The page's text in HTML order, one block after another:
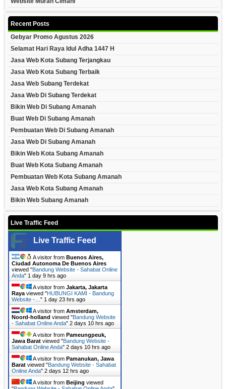
Recent Posts
Gebyar Promo Agustus 2026
Selamat Hari Raya Idul Adha 1447 H
Jasa Web Kota Subang Terjangkau
Jasa Web Kota Subang Terbaik
Jasa Web Subang Terdekat
Jasa Web Di Subang Terdekat
Bikin Web Di Subang Amanah
Buat Web Di Subang Amanah
Pembuatan Web Di Subang Amanah
Jasa Web Di Subang Amanah
Bikin Web Kota Subang Amanah
Buat Web Kota Subang Amanah
Pembuatan Web Kota Subang Amanah
Jasa Web Kota Subang Amanah
Bikin Web Subang Amanah
Live Traffic Feed
Live Traffic Feed
A visitor from Buenos Aires,
Ciudad Autonoma De Buenos Aires
viewed "Bandung Website - Sahabat Online
Anda" 1 day 9 hrs ago
A visitor from Jakarta, Jakarta
Raya viewed "HUBUNGI KAMI - Bandung
Website -… " 1 day 23 hrs ago
A visitor from Amsterdam,
Noord-holland viewed "Bandung Website
- Sahabat Online Anda" 2 days 10 hrs ago
A visitor from Pameungpeuk,
Jawa Barat viewed "Bandung Website -
Sahabat Online Anda" 2 days 10 hrs ago
A visitor from Pamanukan, Jawa
Barat viewed "Bandung Website - Sahabat
Online Anda" 2 days 12 hrs ago
A visitor from Beijing viewed